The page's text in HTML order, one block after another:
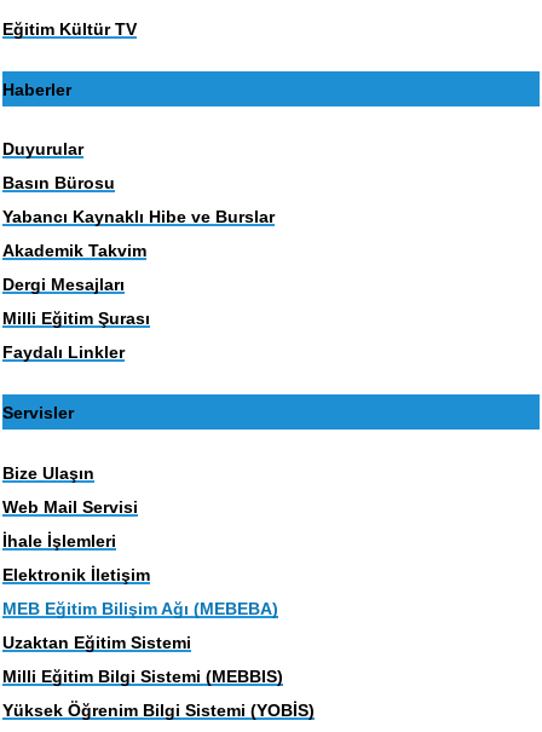
Eğitim Kültür TV
Haberler
Duyurular
Basın Bürosu
Yabancı Kaynaklı Hibe ve Burslar
Akademik Takvim
Dergi Mesajları
Milli Eğitim Şurası
Faydalı Linkler
Servisler
Bize Ulaşın
Web Mail Servisi
İhale İşlemleri
Elektronik İletişim
MEB Eğitim Bilişim Ağı (MEBEBA)
Uzaktan Eğitim Sistemi
Milli Eğitim Bilgi Sistemi (MEBBIS)
Yüksek Öğrenim Bilgi Sistemi (YOBİS)